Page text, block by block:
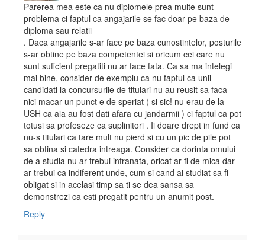
Parerea mea este ca nu diplomele prea multe sunt
problema ci faptul ca angajarile se fac doar pe baza de
diploma sau relatii
. Daca angajarile s-ar face pe baza cunostintelor, posturile
s-ar obtine pe baza competentei si oricum cei care nu
sunt suficient pregatiti nu ar face fata. Ca sa ma intelegi
mai bine, consider de exemplu ca nu faptul ca unii
candidati la concursurile de titulari nu au reusit sa faca
nici macar un punct e de speriat ( si sic! nu erau de la
USH ca aia au fost dati afara cu jandarmii ) ci faptul ca pot
totusi sa profeseze ca suplinitori . Ii doare drept in fund ca
nu-s titulari ca tare mult nu pierd si cu un pic de pile pot
sa obtina si catedra intreaga. Consider ca dorinta omului
de a studia nu ar trebui infranata, oricat ar fi de mica dar
ar trebui ca indiferent unde, cum si cand ai studiat sa fi
obligat si in acelasi timp sa ti se dea sansa sa
demonstrezi ca esti pregatit pentru un anumit post.
Reply